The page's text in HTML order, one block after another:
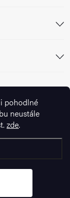
pohodlné
neustále
zde.